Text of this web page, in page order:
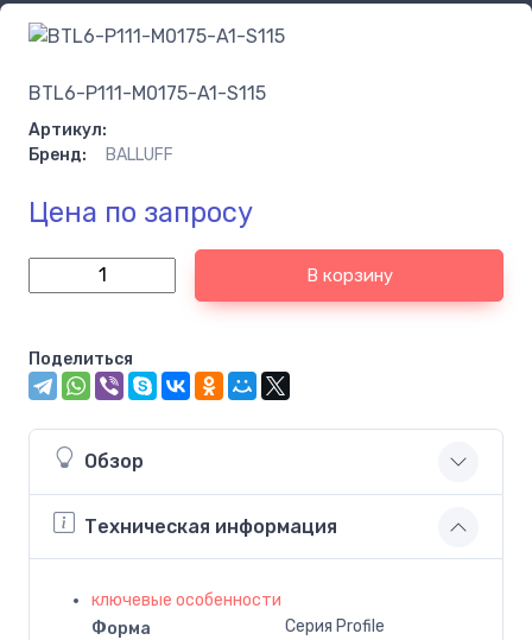
BTL6-P111-M0175-A1-S115
Артикул:
Бренд:
BALLUFF
Цена по запросу
В корзину
Поделиться
Обзор
Техническая информация
ключевые особенности
Форма
Серия Profile